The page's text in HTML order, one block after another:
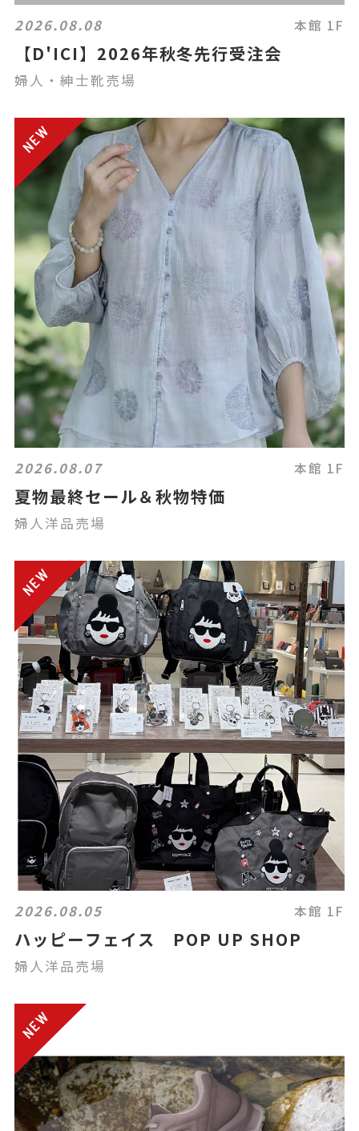
2026.08.08 本館 1F
【D'ICI】2026年秋冬先行受注会
婦人・紳士靴売場
2026.08.07 本館 1F
夏物最終セール＆秋物特価
婦人洋品売場
2026.08.05 本館 1F
ハッピーフェイス POP UP SHOP
婦人洋品売場